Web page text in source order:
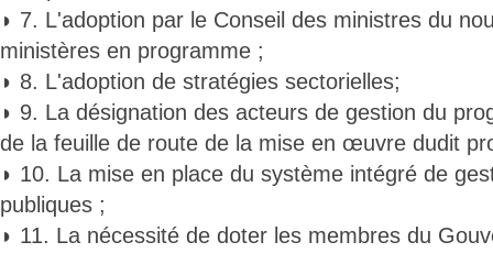
◗ 7. L'adoption par le Conseil des ministres du
ministères en programme ;
◗ 8. L'adoption de stratégies sectorielles;
◗ 9. La désignation des acteurs de gestion du
de la feuille de route de la mise en œuvre dudit
◗ 10. La mise en place du système intégré de
publiques ;
◗ 11. La nécessité de doter les membres du